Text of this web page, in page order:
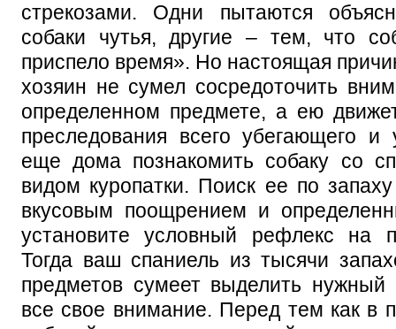
стрекозами. Одни пытаются
собаки чутья, другие – тем, что
приспело время». Но настоящая
хозяин не сумел сосредоточить
определенном предмете, а ею
преследования всего убегающего
еще дома познакомить собаку со
видом куропатки. Поиск ее по
вкусовым поощрением и
установите условный рефлекс на
Тогда ваш спаниель из тысячи
предметов сумеет выделить
все свое внимание. Перед тем как в